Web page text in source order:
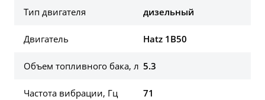
Тип двигателя дизельный
Двигатель Hatz 1B50
Объем топливного бака, л 5.3
Частота вибрации, Гц 71